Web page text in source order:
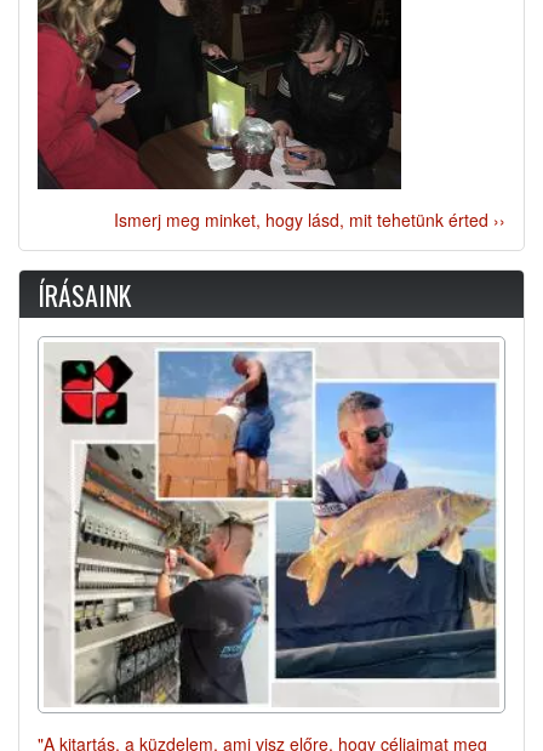
Ismerj meg minket, hogy lásd, mit tehetünk érted ››
ÍRÁSAINK
"A kitartás, a küzdelem, ami visz előre, hogy céljaimat meg